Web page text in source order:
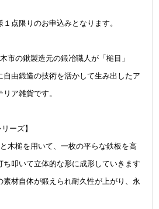
点限りのお申込みとなります。
市の鍬製造元の鍛冶職人が「槌目」
自由鍛造の技術を活かして生み出したア
ア雑貨です。
ーズ】
木槌を用いて、一枚の平らな鉄板を高
叩いて立体的な形に成形していきます
素材自体が鍛えられ耐久性が上がり、永